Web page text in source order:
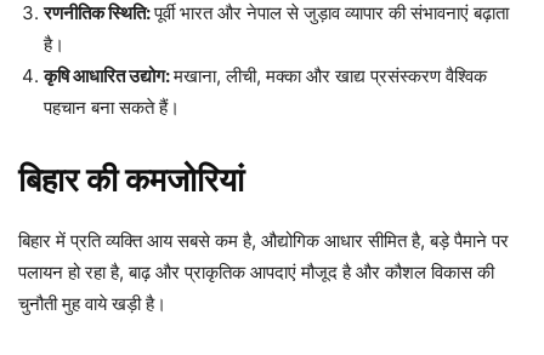
रणनीतिक स्थिति:पूर्वी भारत और नेपाल से जुड़ाव व्यापार की संभावनाएं बढ़ाता
है।
कृषि आधारित उद्योग:मखाना, लीची, मक्का और खाद्य प्रसंस्करण वैश्विक
पहचान बना सकते हैं।
बिहार की कमजोरियां
बिहार में प्रति व्यक्ति आय सबसे कम है, औद्योगिक आधार सीमित है, बड़े पैमाने पर
पलायन हो रहा है, बाढ़ और प्राकृतिक आपदाएं मौजूद है और कौशल विकास की
चुनौती मुह वाये खड़ी है।